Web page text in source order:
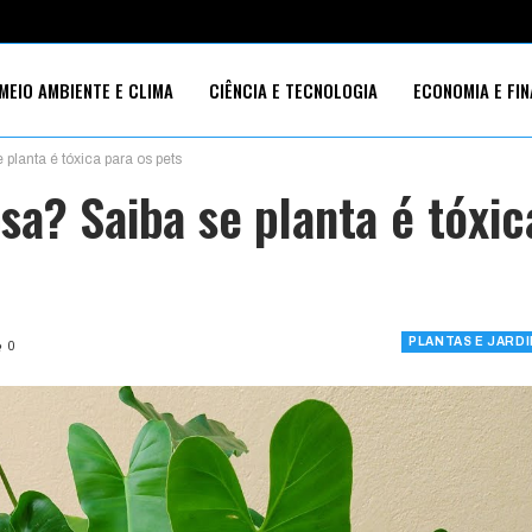
MEIO AMBIENTE E CLIMA CIÊNCIA E TECNOLOGIA ECONOMIA E
planta é tóxica para os pets
Saiba se planta é
PLANTAS E
0